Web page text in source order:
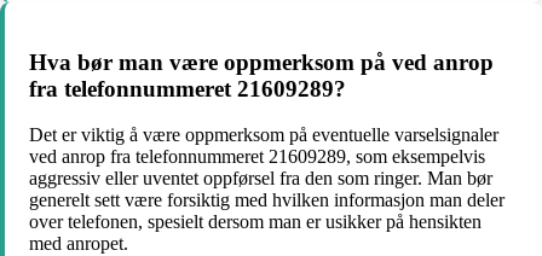
Hva bør man være oppmerksom på ved anrop
fra telefonnummeret 21609289?
Det er viktig å være oppmerksom på eventuelle varselsignaler
ved anrop fra telefonnummeret 21609289, som eksempelvis
aggressiv eller uventet oppførsel fra den som ringer. Man bør
generelt sett være forsiktig med hvilken informasjon man deler
over telefonen, spesielt dersom man er usikker på hensikten
med anropet.